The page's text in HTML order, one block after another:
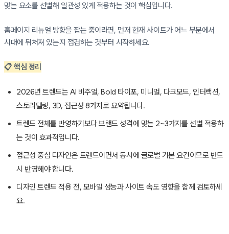
맞는 요소를 선별해 일관성 있게 적용하는 것이 핵심입니다.
홈페이지 리뉴얼 방향을 잡는 중이라면, 먼저 현재 사이트가 어느 부분에서
시대에 뒤처져 있는지 점검하는 것부터 시작하세요.
📋 핵심 정리
2026년 트렌드는 AI 비주얼, Bold 타이포, 미니멀, 다크모드, 인터랙션,
스토리텔링, 3D, 접근성 8가지로 요약됩니다.
트렌드 전체를 반영하기보다 브랜드 성격에 맞는 2~3가지를 선별 적용하
는 것이 효과적입니다.
접근성 중심 디자인은 트렌드이면서 동시에 글로벌 기본 요건이므로 반드
시 반영해야 합니다.
디자인 트렌드 적용 전, 모바일 성능과 사이트 속도 영향을 함께 검토하세
요.